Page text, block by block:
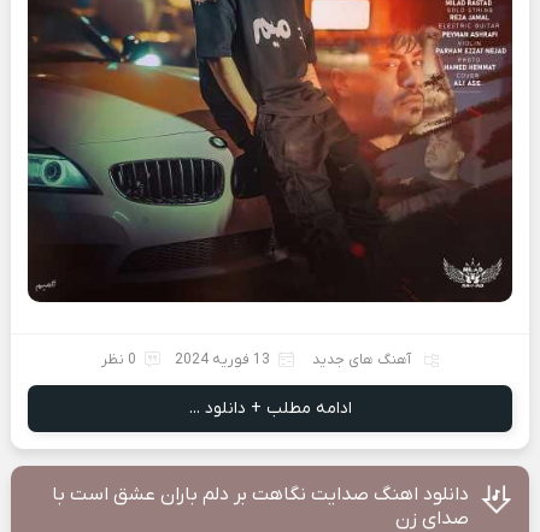
آهنگ های جدید 13 فوریه 2024 0 نظر
ادامه مطلب + دانلود ...
دانلود اهنگ صدایت نگاهت بر دلم باران عشق است با
صدای زن